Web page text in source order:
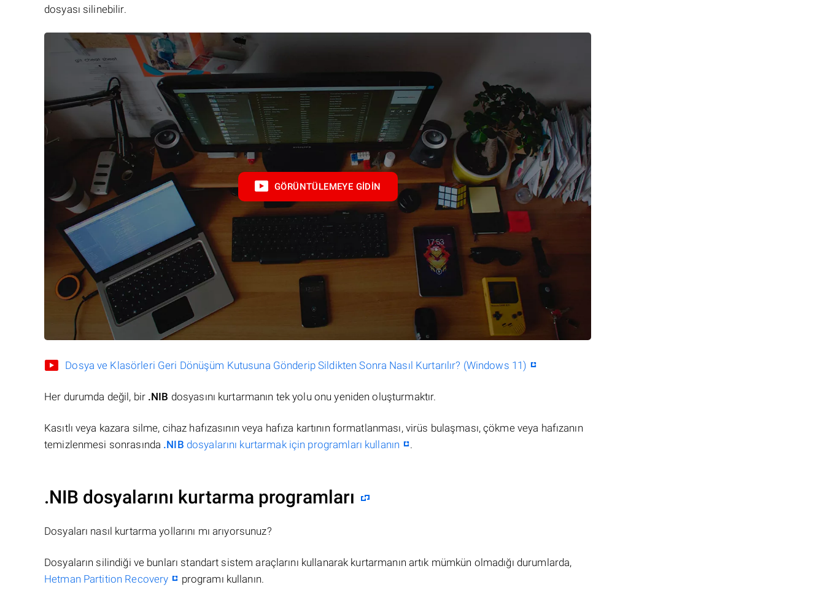
dosyası silinebilir.
GÖRÜNTÜLEMEYE GIDIN
Dosya ve Klasörleri Geri Dönüşüm Kutusuna Gönderip Sildikten Sonra Nasıl Kurtarılır? (Windows 11)
Her durumda değil, bir .NIB dosyasını kurtarmanın tek yolu onu yeniden oluşturmaktır.
Kasıtlı veya kazara silme, cihaz hafızasının veya hafıza kartının formatlanması, virüs bulaşması, çökme veya hafızanın
temizlenmesi sonrasında .NIB dosyalarını kurtarmak için programları kullanın .
.NIB dosyalarını kurtarma programları
Dosyaları nasıl kurtarma yollarını mı arıyorsunuz?
Dosyaların silindiği ve bunları standart sistem araçlarını kullanarak kurtarmanın artık mümkün olmadığı durumlarda,
Hetman Partition Recovery
programı kullanın.